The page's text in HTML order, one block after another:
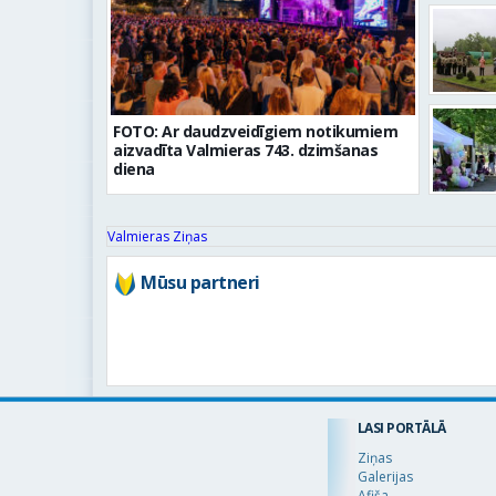
FOTO: Ar daudzveidīgiem notikumiem
aizvadīta Valmieras 743. dzimšanas
diena
Valmieras Ziņas
Mūsu partneri
LASI PORTĀLĀ
Ziņas
Galerijas